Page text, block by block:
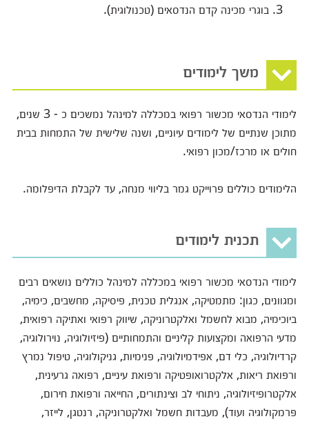
בוגרי מכינה קדם הנדסאים (טכנולוגית).
משך לימודים
לימודי הנדסאי מכשור רפואי במכללה למינהל נמשכים כ - 3 שנים,
מתוכן שנתיים של לימודים עיוניים, ושנה שלישית של התמחות בבית
חולים או מרכז/מכון רפואי.
הלימודים כוללים פרוייקט גמר בליווי מנחה, עד לקבלת הדיפלומה.
תכנית לימודים
לימודי הנדסאי מכשור רפואי במכללה למינהל כוללים נושאים רבים
ומגוונים, כגון: מתמטיקה, אנגלית טכנית, פיסיקה, מחשבים, כימיה,
ביוכימיה, מבוא לחשמל ואלקטרוניקה, שיווק רפואי ואתיקה רפואית,
מדעי הרפואה ומקצועות קליניים והתמחותיים (פיזיולוגיה, נוירולוגיה,
קרדיולוגיה, כלי דם, אפידמיולוגיה, פנימיות, גניקולוגיה, טיפול נמרץ
ורפואת ריאות, אלקטרואופטיקה ורפואת עיניים, רפואה גרעינית,
אלקטרופיזיולוגיה, ניתוחי לב וצינתורים, החייאה ורפואת חירום,
פרמקולוגיה ועוד), מעבדות חשמל ואלקטרוניקה, רנטגן, לייזר,